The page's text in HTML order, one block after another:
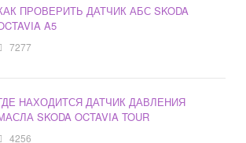
ПРОВЕРИТЬ ДАТЧИК АБС SKODA
A5
7277
НАХОДИТСЯ ДАТЧИК ДАВЛЕНИЯ
SKODA OCTAVIA TOUR
4256